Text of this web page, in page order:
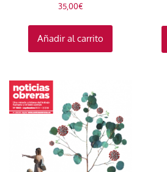
35,00€
Añadir al carrito